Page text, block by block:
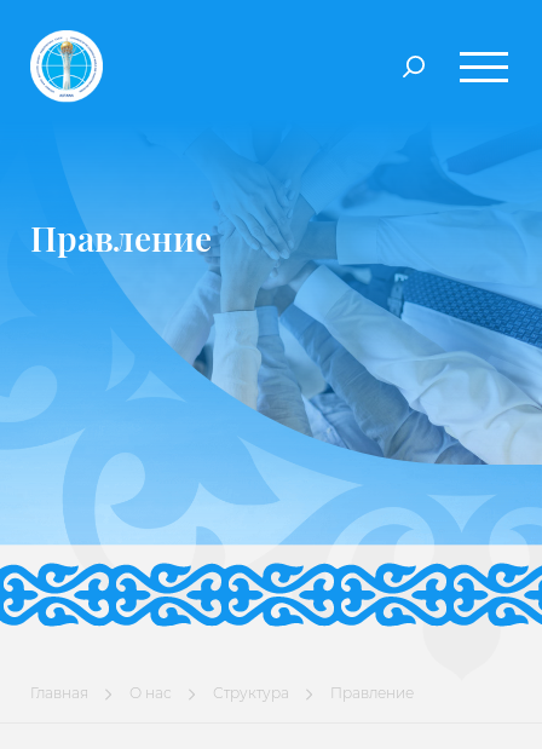
Правление
Главная О нас Структура Правление